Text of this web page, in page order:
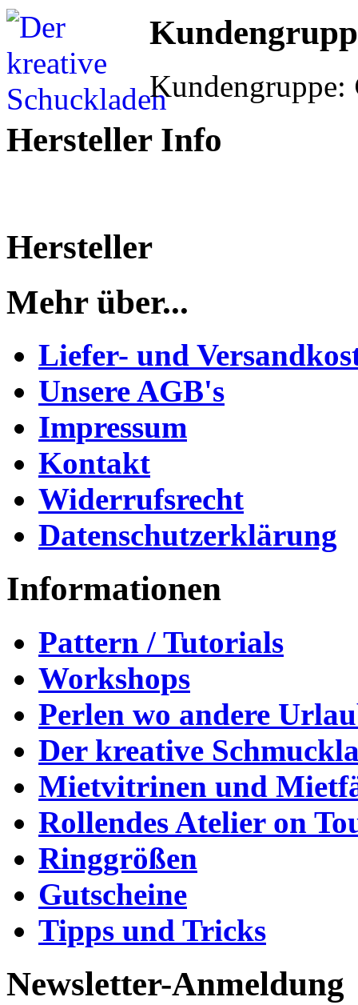
Kundengruppe:
Hersteller Info
Hersteller
Mehr über...
Liefer- und
Unsere AGB's
Impressum
Kontakt
Widerrufsrecht
Datenschutzerklärung
Informationen
Pattern / Tutorials
Workshops
Perlen wo andere
Der kreative
Mietvitrinen und
Rollendes Atelier on
Ringgrößen
Gutscheine
Tipps und Tricks
Newsletter-Anmeldung